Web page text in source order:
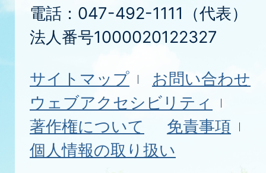
電話：047-492-1111（代表）
法人番号1000020122327
サイトマップ
お問い合わせ
ウェブアクセシビリティ
著作権について
免責事項
個人情報の取り扱い